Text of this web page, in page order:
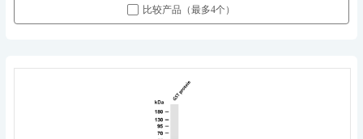
比较产品（最多4个）